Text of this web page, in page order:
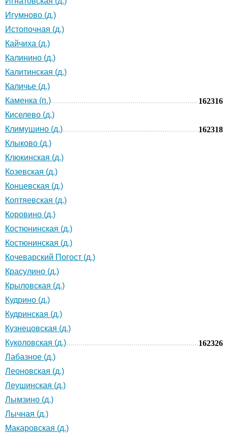
Игумново (д.)
Истопочная (д.)
Кайчиха (д.)
Калинино (д.)
Калитинская (д.)
Каличье (д.)
Каменка (п.)
162316
Киселево (д.)
Климушино (д.)
162318
Клыково (д.)
Клюкинская (д.)
Козевская (д.)
Концевская (д.)
Коптяевская (д.)
Коровино (д.)
Костюнинская (д.)
Костюнинская (д.)
Кочеварский Погост (д.)
Красулино (д.)
Крыловская (д.)
Кудрино (д.)
Кудринская (д.)
Кузнецовская (д.)
Куколовская (д.)
162326
Лабазное (д.)
Леоновская (д.)
Леушинская (д.)
Лымзино (д.)
Лычная (д.)
Макаровская (д.)